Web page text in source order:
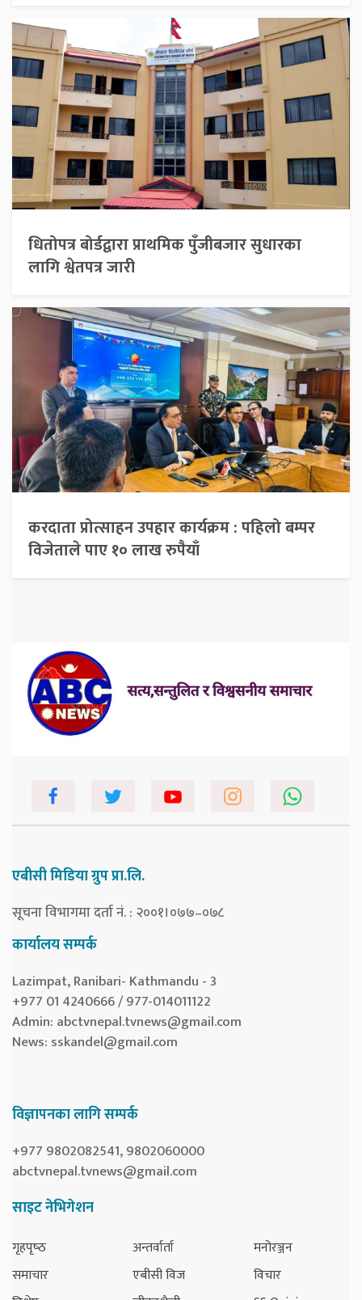
धितोपत्र बोर्डद्वारा प्राथमिक पुँजीबजार सुधारका
लागि श्वेतपत्र जारी
करदाता प्रोत्साहन उपहार कार्यक्रम : पहिलो बम्पर
विजेताले पाए १० लाख रुपैयाँ
एबीसी मिडिया ग्रुप प्रा.लि.
सूचना विभागमा दर्ता नं. : २००१।०७७–०७८
कार्यालय सम्पर्क
Lazimpat, Ranibari- Kathmandu - 3
+977 01 4240666 / 977-014011122
Admin: abctvnepal.tvnews@gmail.com
News: sskandel@gmail.com
विज्ञापनका लागि सम्पर्क
+977 9802082541, 9802060000
abctvnepal.tvnews@gmail.com
साइट नेभिगेशन
गृहपृष्‍ठ
समाचार
अन्तर्वार्ता
एबीसी विज
मनोरञ्जन
विचार